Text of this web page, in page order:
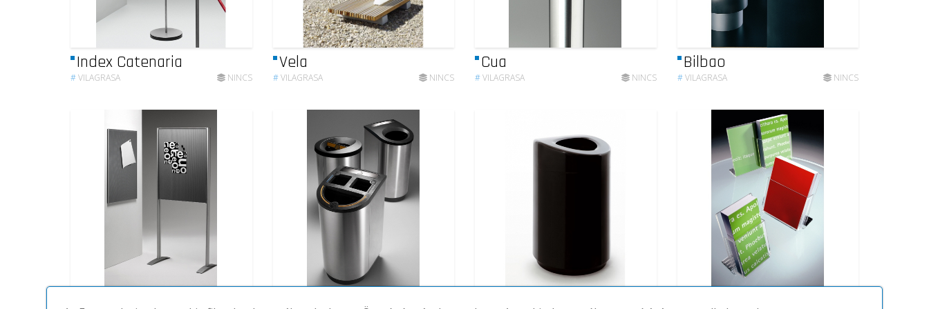
Index Catenaria
#VILAGRASA NINCS
Vela
#VILAGRASA NINCS
Cua
#VILAGRASA NINCS
Bilbao
#VILAGRASA NINCS
Neo Jupiter BAS-1023 Acta